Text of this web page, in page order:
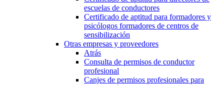
escuelas de conductores
Certificado de aptitud para formadores y
psicólogos formadores de centros de
sensibilización
Otras empresas y proveedores
Atrás
Consulta de permisos de conductor
profesional
Canjes de permisos profesionales para